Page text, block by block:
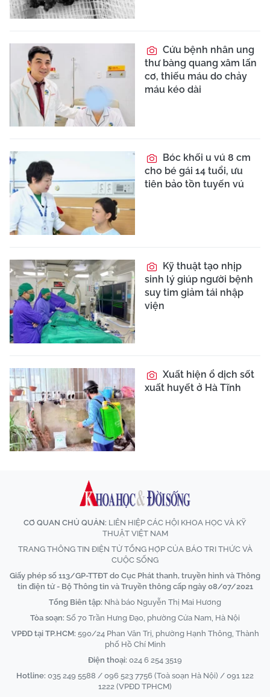
Cứu bệnh nhân ung
thư bàng quang xâm lấn
cơ, thiếu máu do chảy
máu kéo dài
Bóc khối u vú 8 cm
cho bé gái 14 tuổi, ưu
tiên bảo tồn tuyến vú
Kỹ thuật tạo nhịp
sinh lý giúp người bệnh
suy tim giảm tái nhập
viện
Xuất hiện ổ dịch sốt
xuất huyết ở Hà Tĩnh
CƠ QUAN CHỦ QUẢN: LIÊN HIỆP CÁC HỘI KHOA HỌC VÀ KỸ
THUẬT VIỆT NAM
TRANG THÔNG TIN ĐIỆN TỬ TỔNG HỢP CỦA BÁO TRI THỨC VÀ
CUỘC SỐNG
Giấy phép số 113/GP-TTĐT do Cục Phát thanh, truyền hình và Thông
tin điện tử - Bộ Thông tin và Truyền thông cấp ngày 08/07/2021
Tổng Biên tập: Nhà báo Nguyễn Thị Mai Hương
Tòa soạn: Số 70 Trần Hưng Đạo, phường Cửa Nam, Hà Nội
VPĐD tại TP.HCM: 590/24 Phan Văn Trị, phường Hạnh Thông, Thành
phố Hồ Chí Minh
Điện thoại: 024 6 254 3519
Hotline: 035 249 5588 / 096 523 7756 (Toà soạn Hà Nội) / 091 122
1222 (VPĐD TPHCM)